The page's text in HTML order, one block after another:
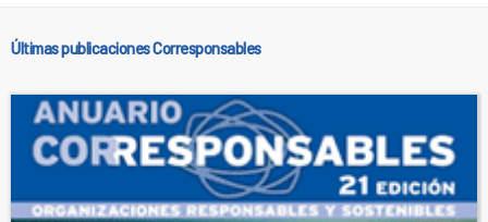
Últimas publicaciones Corresponsables